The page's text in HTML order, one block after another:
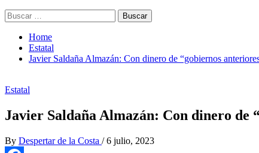
Buscar:
Home
Estatal
Javier Saldaña Almazán: Con dinero de “gobiernos
Estatal
Javier Saldaña Almazán: Con dinero de
By Despertar de la Costa / 6 julio, 2023